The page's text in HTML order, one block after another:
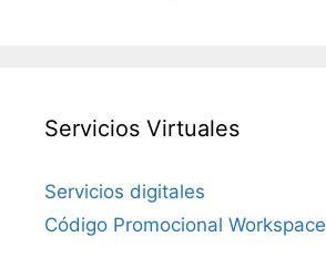
Servicios Virtuales
Servicios digitales
Código Promocional Workspace